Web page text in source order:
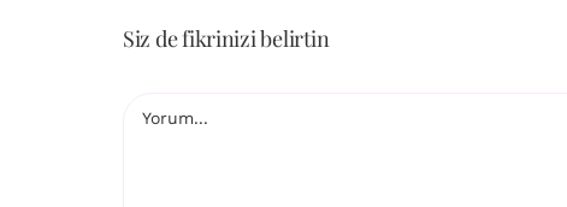
Siz de fikrinizi belirtin